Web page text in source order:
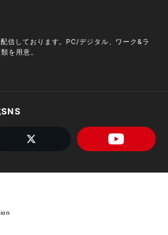
信しております。PC/デジタル、ワーク&ラ
を用意。